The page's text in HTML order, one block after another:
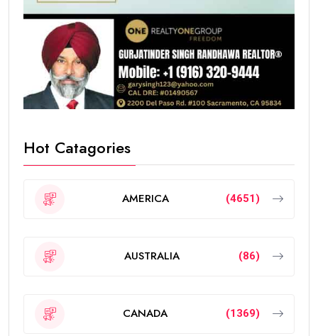
Hot Catagories
AMERICA (4651)
AUSTRALIA (86)
CANADA (1369)